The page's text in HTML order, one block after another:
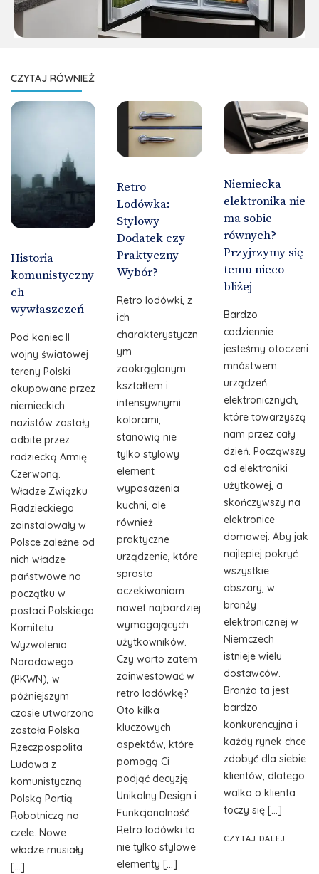
CZYTAJ RÓWNIEŻ
Historia
komunistyczny
ch
wywłaszczeń
Pod koniec II
wojny światowej
tereny Polski
okupowane przez
niemieckich
nazistów zostały
odbite przez
radziecką Armię
Czerwoną.
Władze Związku
Radzieckiego
zainstalowały w
Polsce zależne od
nich władze
państwowe na
początku w
postaci Polskiego
Komitetu
Wyzwolenia
Narodowego
(PKWN), w
późniejszym
czasie utworzona
została Polska
Rzeczpospolita
Ludowa z
komunistyczną
Polską Partią
Robotniczą na
czele. Nowe
władze musiały
[…]
Retro
Lodówka:
Stylowy
Dodatek czy
Praktyczny
Wybór?
Retro lodówki, z
ich
charakterystyczn
ym
zaokrąglonym
kształtem i
intensywnymi
kolorami,
stanowią nie
tylko stylowy
element
wyposażenia
kuchni, ale
również
praktyczne
urządzenie, które
sprosta
oczekiwaniom
nawet najbardziej
wymagających
użytkowników.
Czy warto zatem
zainwestować w
retro lodówkę?
Oto kilka
kluczowych
aspektów, które
pomogą Ci
podjąć decyzję.
Unikalny Design i
Funkcjonalność
Retro lodówki to
nie tylko stylowe
elementy […]
Niemiecka
elektronika nie
ma sobie
równych?
Przyjrzymy się
temu nieco
bliżej
Bardzo
codziennie
jesteśmy otoczeni
mnóstwem
urządzeń
elektronicznych,
które towarzyszą
nam przez cały
dzień. Począwszy
od elektroniki
użytkowej, a
skończywszy na
elektronice
domowej. Aby jak
najlepiej pokryć
wszystkie
obszary, w
branży
elektronicznej w
Niemczech
istnieje wielu
dostawców.
Branża ta jest
bardzo
konkurencyjna i
każdy rynek chce
zdobyć dla siebie
klientów, dlatego
walka o klienta
toczy się […]
CZYTAJ DALEJ